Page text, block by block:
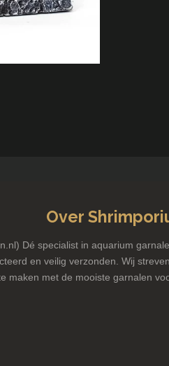
Over
Dé specialist in aquarium
en veilig verzonden. Wij
maken met de mooiste garnalen